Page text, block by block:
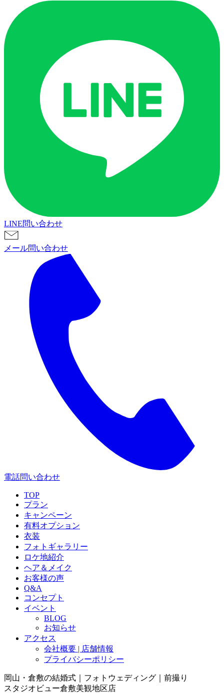
LINE問い合わせ
メール問い合わせ
電話問い合わせ
TOP
プラン
キャンペーン
有料オプション
衣装
フォトギャラリー
ロケ地紹介
ヘア＆メイク
お客様の声
Q&A
コンセプト
イベント
BLOG
お知らせ
アクセス
会社概要 | 店舗情報
プライバシーポリシー
岡山・倉敷の結婚式｜フォトウェディング｜前撮り
スタジオビュー倉敷美観地区店